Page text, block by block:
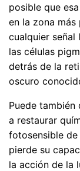
posible que
en la zona
cualquier señal
las células
detrás de la
oscuro
Puede también
a restaurar
fotosensible
pierde su
la acción de la